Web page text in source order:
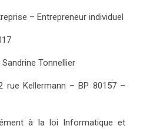
– Entrepreneur individuel
Sandrine Tonnellier
rue Kellermann – BP 80157 –
à la loi Informatique et